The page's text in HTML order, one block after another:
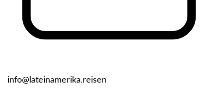
info@lateinamerika.reisen